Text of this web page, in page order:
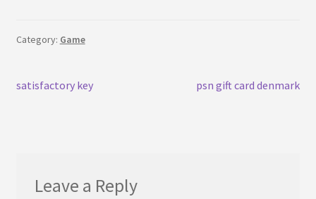
Category: Game
Post
Previous
satisfactory key
Next
psn gift card denmark
Leave a Reply